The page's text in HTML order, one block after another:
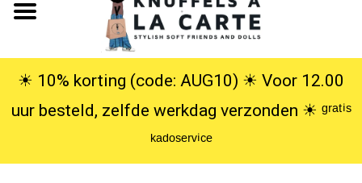
Knuffels
Poppen
SALE
☀︎ 10% korting (code: AUG10) ☀︎ Voor 12.00
uur besteld, zelfde werkdag verzonden ☀︎ ᵍʳᵃᵗⁱˢ
ᵏᵃᵈᵒˢᵉʳᵛⁱᶜᵉ